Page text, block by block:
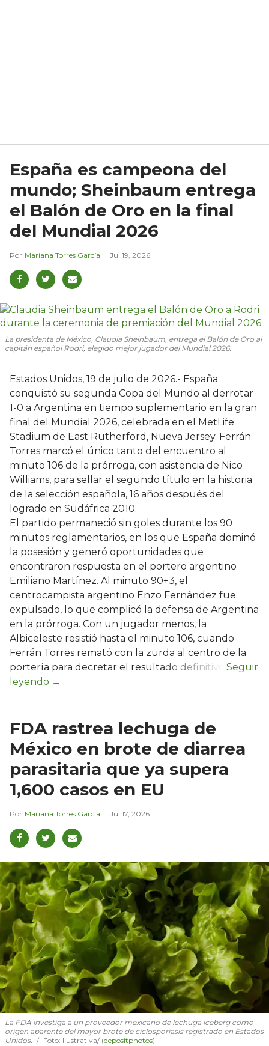
España es campeona del
mundo; Sheinbaum entrega
el Balón de Oro en la final
del Mundial 2026
Mariana Torres García Jul 19, 2026
La presidenta de México, Claudia Sheinbaum, entrega el Balón de Oro al
capitán español Rodri, elegido mejor jugador del Mundial 2026.
Estados Unidos, 19 de julio de 2026.- España
conquistó su segunda Copa del Mundo al derrotar
1-0 a Argentina en tiempo suplementario en la gran
final del Mundial 2026, celebrada en el MetLife
Stadium de East Rutherford, Nueva Jersey. Ferrán
Torres marcó el único tanto del encuentro al
minuto 106 de la prórroga, con asistencia de Nico
Williams, para sellar el segundo título en la historia
de la selección española, 16 años después del
logrado en Sudáfrica 2010.
El partido permaneció sin goles durante los 90
minutos reglamentarios, en los que España dominó
la posesión y generó oportunidades que
encontraron respuesta en el portero argentino
Emiliano Martínez. Al minuto 90+3, el
centrocampista argentino Enzo Fernández fue
expulsado, lo que complicó la defensa de Argentina
en la prórroga. Con un jugador menos, la
Albiceleste resistió hasta el minuto 106, cuando
Ferrán Torres remató con la zurda al centro de la
portería para decretar el resultado definitivo.
FDA rastrea lechuga de
México en brote de diarrea
parasitaria que ya supera
1,600 casos en EU
Mariana Torres García Jul 17, 2026
La FDA investiga a un proveedor mexicano de lechuga iceberg como
origen aparente del mayor brote de ciclosporiasis registrado en Estados
Unidos.
Foto: Ilustrativa/ (depositphotos)